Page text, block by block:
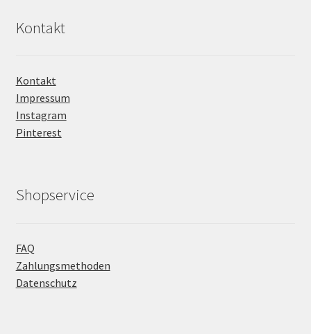
Kontakt
Kontakt
Impressum
Instagram
Pinterest
Shopservice
FAQ
Zahlungsmethoden
Datenschutz